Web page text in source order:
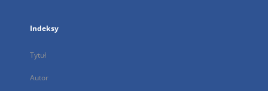
Indeksy
Tytuł
Autor